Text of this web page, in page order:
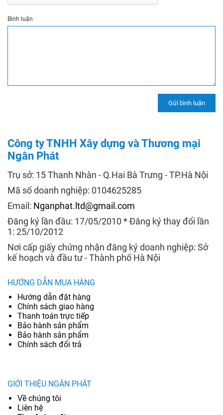
Bình luận
Công ty TNHH Xây dựng và Thương mại
Ngân Phát
Trụ sở: 15 Thanh Nhàn - Q.Hai Bà Trưng - TP.Hà Nội
Mã số doanh nghiệp: 0104625285
Email: Nganphat.ltd@gmail.com
Đăng ký lần đầu: 17/05/2010 * Đăng ký thay đổi lần
1: 25/10/2012
Nơi cấp giấy chứng nhận đăng ký doanh nghiệp: Sở
kế hoạch và đầu tư - Thành phố Hà Nội
HƯỚNG DẪN MUA HÀNG
Hướng dẫn đặt hàng
Chính sách giao hàng
Thanh toán trực tiếp
Bảo hành sản phẩm
Bảo hành sản phẩm
Chính sách đổi trả
GIỚI THIỆU NGÂN PHÁT
Về chúng tôi
Liên hệ